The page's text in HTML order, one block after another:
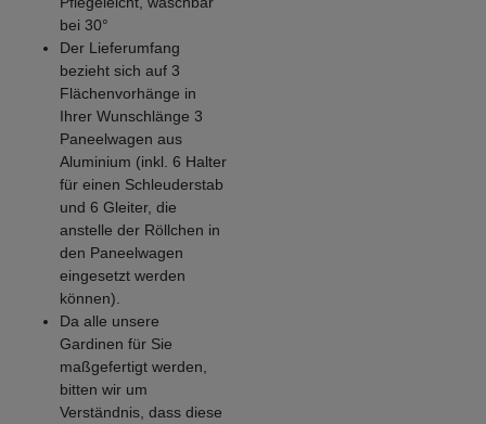
bei 30°
Der Lieferumfang
bezieht sich auf 3
Flächenvorhänge in
Ihrer Wunschlänge 3
Paneelwagen aus
Aluminium (inkl. 6 Halter
für einen Schleuderstab
und 6 Gleiter, die
anstelle der Röllchen in
den Paneelwagen
eingesetzt werden
können).
Da alle unsere
Gardinen für Sie
maßgefertigt werden,
bitten wir um
Verständnis, dass diese